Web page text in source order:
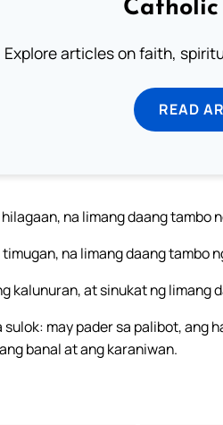
Explore articles on faith,
READ
na limang daang tambo
na limang daang tambo
kalunuran, at sinukat ng limang
may pader sa palibot, ang
banal at ang karaniwan.